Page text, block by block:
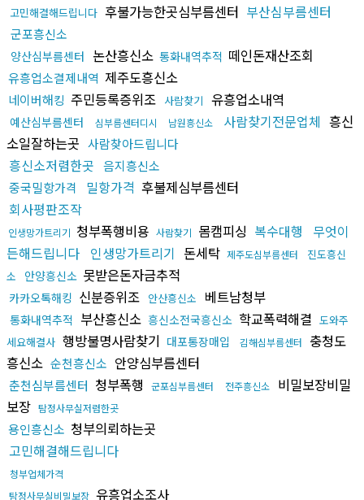
고민해결해드립니다 후불가능한곳심부름센터 부산심부름센터
군포흥신소
양산심부름센터 논산흥신소 통화내역추적 떼인돈재산조회
유흥업소결제내역 제주도흥신소
네이버해킹 주민등록증위조 사람찾기 유흥업소내역
예산심부름센터 심부름센터디시 남원흥신소 사람찾기전문업체 흥신
소일잘하는곳 사람찾아드립니다
흥신소저렴한곳 음지흥신소
중국밀항가격
밀항가격 후불제심부름센터
회사평판조작
인생망가트리기 청부폭행비용 사람찾기 몸캠피싱 복수대행
무엇이
든해드립니다 인생망가트리기 돈세탁 제주도심부름센터
진도흥신
소
안양흥신소 못받은돈자금추적
카카오톡해킹 신분증위조 안산흥신소 베트남청부
통화내역추적 부산흥신소 흥신소전국흥신소 학교폭력해결 도와주
세요해결사 행방불명사람찾기 대포통장매입 김해심부름센터
충청도
흥신소 순천흥신소 안양심부름센터
춘천심부름센터 청부폭행 군포심부름센터 전주흥신소
비밀보장비밀
보장 탐정사무실저렴한곳
용인흥신소 청부의뢰하는곳
고민해결해드립니다
청부업체가격
탐정사무실비밀보장 유흥업소조사